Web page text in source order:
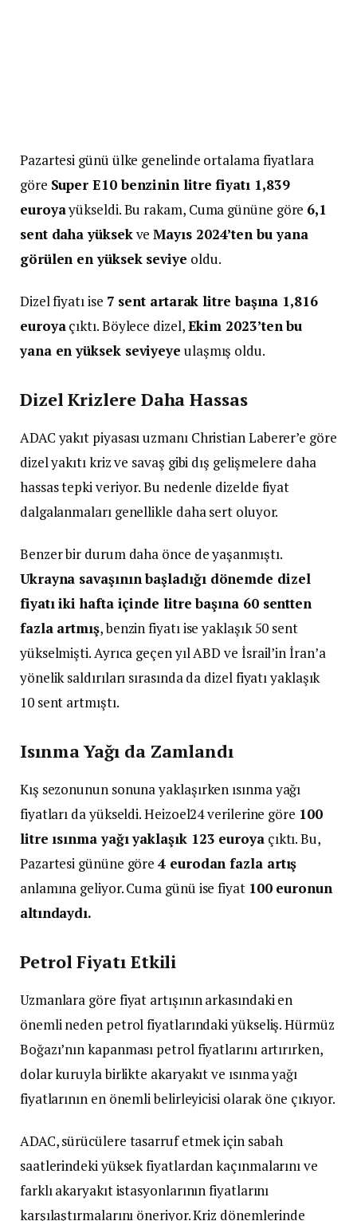
Pazartesi günü ülke genelinde ortalama fiyatlara
göre Super E10 benzinin litre fiyatı 1,839
euroyayükseldi. Bu rakam, Cuma gününe göre 6,1
sent daha yüksekveMayıs 2024’ten bu yana
görülen en yüksek seviye oldu.
Dizel fiyatı ise 7 sent artarak litre başına 1,816
euroyaçıktı. Böylece dizel,Ekim 2023’ten bu
yana en yüksek seviyeye ulaşmış oldu.
Dizel Krizlere Daha Hassas
ADAC yakıt piyasası uzmanı Christian Laberer’e göre
dizel yakıtı kriz ve savaş gibi dış gelişmelere daha
hassas tepki veriyor. Bu nedenle dizelde fiyat
dalgalanmaları genellikle daha sert oluyor.
Benzer bir durum daha önce de yaşanmıştı.
Ukrayna savaşının başladığı dönemde dizel
fiyatı iki hafta içinde litre başına 60 sentten
fazla artmış, benzin fiyatı ise yaklaşık 50 sent
yükselmişti. Ayrıca geçen yıl ABD ve İsrail’in İran’a
yönelik saldırıları sırasında da dizel fiyatı yaklaşık
10 sent artmıştı.
Isınma Yağı da Zamlandı
Kış sezonunun sonuna yaklaşırken ısınma yağı
fiyatları da yükseldi. Heizoel24 verilerine göre 100
litre ısınma yağı yaklaşık 123 euroyaçıktı. Bu,
Pazartesi gününe göre4 eurodan fazla artış
anlamına geliyor. Cuma günü ise fiyat 100 euronun
altındaydı.
Petrol Fiyatı Etkili
Uzmanlara göre fiyat artışının arkasındaki en
önemli neden petrol fiyatlarındaki yükseliş. Hürmüz
Boğazı’nın kapanması petrol fiyatlarını artırırken,
dolar kuruyla birlikte akaryakıt ve ısınma yağı
fiyatlarının en önemli belirleyicisi olarak öne çıkıyor.
ADAC, sürücülere tasarruf etmek için sabah
saatlerindeki yüksek fiyatlardan kaçınmalarını ve
farklı akaryakıt istasyonlarının fiyatlarını
karşılaştırmalarını öneriyor. Kriz dönemlerinde